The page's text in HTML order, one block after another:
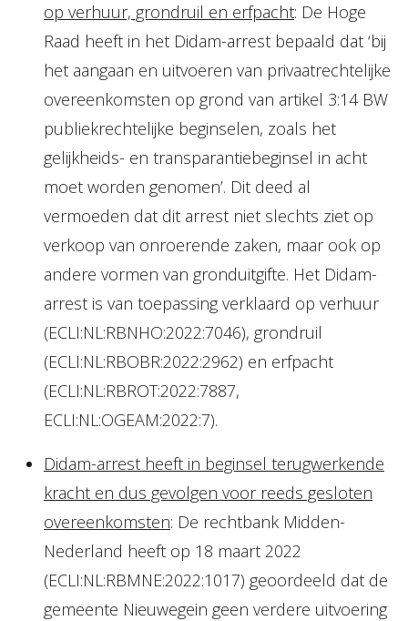
op verhuur, grondruil en erfpacht: De Hoge
Raad heeft in het Didam-arrest bepaald dat ‘bij
het aangaan en uitvoeren van privaatrechtelijke
overeenkomsten op grond van artikel 3:14 BW
publiekrechtelijke beginselen, zoals het
gelijkheids- en transparantiebeginsel in acht
moet worden genomen’. Dit deed al
vermoeden dat dit arrest niet slechts ziet op
verkoop van onroerende zaken, maar ook op
andere vormen van gronduitgifte. Het Didam-
arrest is van toepassing verklaard op verhuur
(ECLI:NL:RBNHO:2022:7046), grondruil
(ECLI:NL:RBOBR:2022:2962) en erfpacht
(ECLI:NL:RBROT:2022:7887,
ECLI:NL:OGEAM:2022:7).
Didam-arrest heeft in beginsel terugwerkende
kracht en dus gevolgen voor reeds gesloten
overeenkomsten: De rechtbank Midden-
Nederland heeft op 18 maart 2022
(ECLI:NL:RBMNE:2022:1017) geoordeeld dat de
gemeente Nieuwegein geen verdere uitvoering